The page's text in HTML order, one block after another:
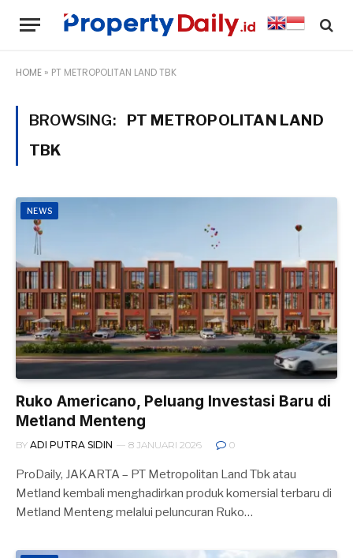
HOME » PT METROPOLITAN LAND TBK
BROWSING:
PT METROPOLITAN LAND
TBK
NEWS
Ruko Americano, Peluang Investasi Baru di
Metland Menteng
BY ADI PUTRA SIDIN 8 JANUARI 2026 0
ProDaily, JAKARTA – PT Metropolitan Land Tbk atau
Metland kembali menghadirkan produk komersial terbaru di
Metland Menteng melalui peluncuran Ruko…